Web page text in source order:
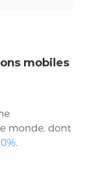
mobiles
monde, dont
.